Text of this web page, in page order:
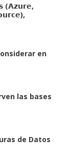
(𝗔𝘇𝘂𝗿𝗲,
en
las bases
de Datos